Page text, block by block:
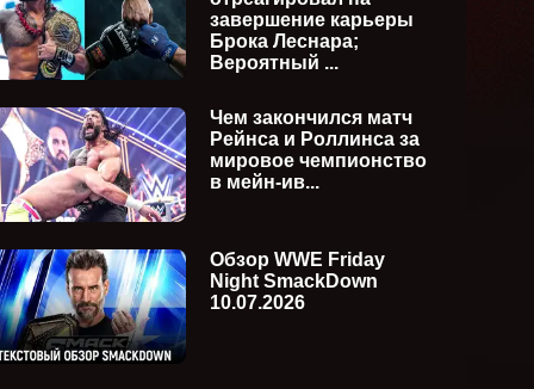
завершение карьеры
Брока Леснара;
Вероятный ...
Чем закончился матч
Рейнса и Роллинса за
мировое чемпионство
в мейн-ив...
Обзор WWE Friday
Night SmackDown
10.07.2026